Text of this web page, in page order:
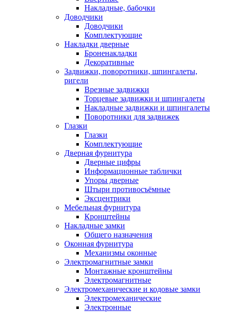
Накладные, бабочки
Доводчики
Доводчики
Комплектующие
Накладки дверные
Броненакладки
Декоративные
Задвижки, поворотники, шпингалеты,
ригели
Врезные задвижки
Торцевые задвижки и шпингалеты
Накладные задвижки и шпингалеты
Поворотники для задвижек
Глазки
Глазки
Комплектующие
Дверная фурнитура
Дверные цифры
Информационные таблички
Упоры дверные
Штыри противосъёмные
Эксцентрики
Мебельная фурнитура
Кронштейны
Накладные замки
Общего назначения
Оконная фурнитура
Механизмы оконные
Электромагнитные замки
Монтажные кронштейны
Электромагнитные
Электромеханические и кодовые замки
Электромеханические
Электронные